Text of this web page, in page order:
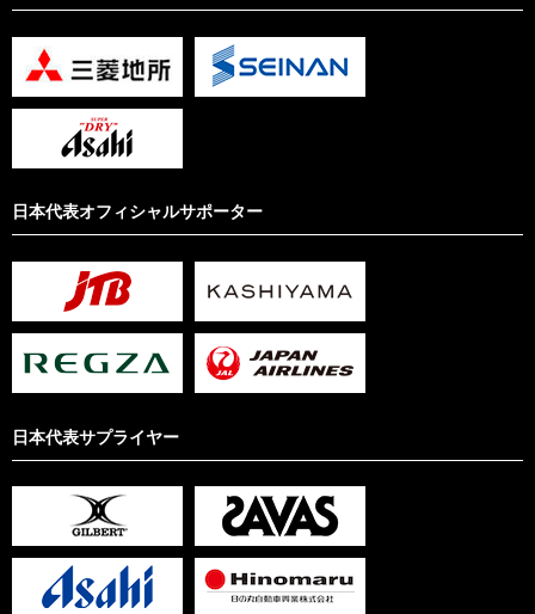
日本代表オフィシャルサポーター
日本代表サプライヤー